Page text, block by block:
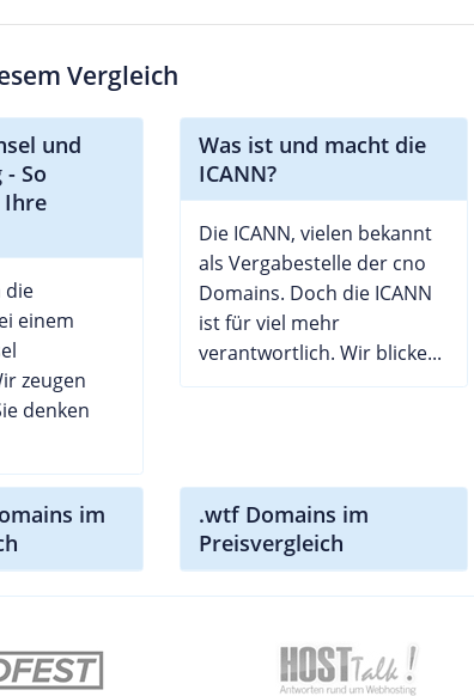
Vergleich
und
- So
Ihre
die
einem
zeugen
denken
Was ist und macht die
ICANN?
Die ICANN, vielen bekannt
als Vergabestelle der cno
Domains. Doch die ICANN
ist für viel mehr
verantwortlich. Wir blicke...
im
.wtf Domains im
Preisvergleich